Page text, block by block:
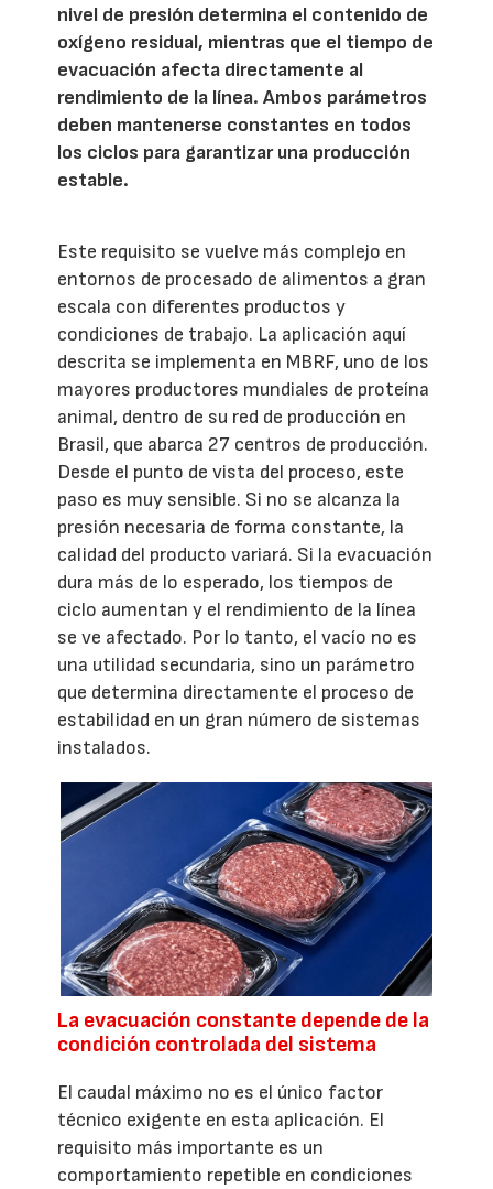
nivel de presión determina el contenido de
oxígeno residual, mientras que el tiempo de
evacuación afecta directamente al
rendimiento de la línea. Ambos parámetros
deben mantenerse constantes en todos
los ciclos para garantizar una producción
estable.
Este requisito se vuelve más complejo en
entornos de procesado de alimentos a gran
escala con diferentes productos y
condiciones de trabajo. La aplicación aquí
descrita se implementa en MBRF, uno de los
mayores productores mundiales de proteína
animal, dentro de su red de producción en
Brasil, que abarca 27 centros de producción.
Desde el punto de vista del proceso, este
paso es muy sensible. Si no se alcanza la
presión necesaria de forma constante, la
calidad del producto variará. Si la evacuación
dura más de lo esperado, los tiempos de
ciclo aumentan y el rendimiento de la línea
se ve afectado. Por lo tanto, el vacío no es
una utilidad secundaria, sino un parámetro
que determina directamente el proceso de
estabilidad en un gran número de sistemas
instalados.
La evacuación constante depende de la
condición controlada del sistema
El caudal máximo no es el único factor
técnico exigente en esta aplicación. El
requisito más importante es un
comportamiento repetible en condiciones